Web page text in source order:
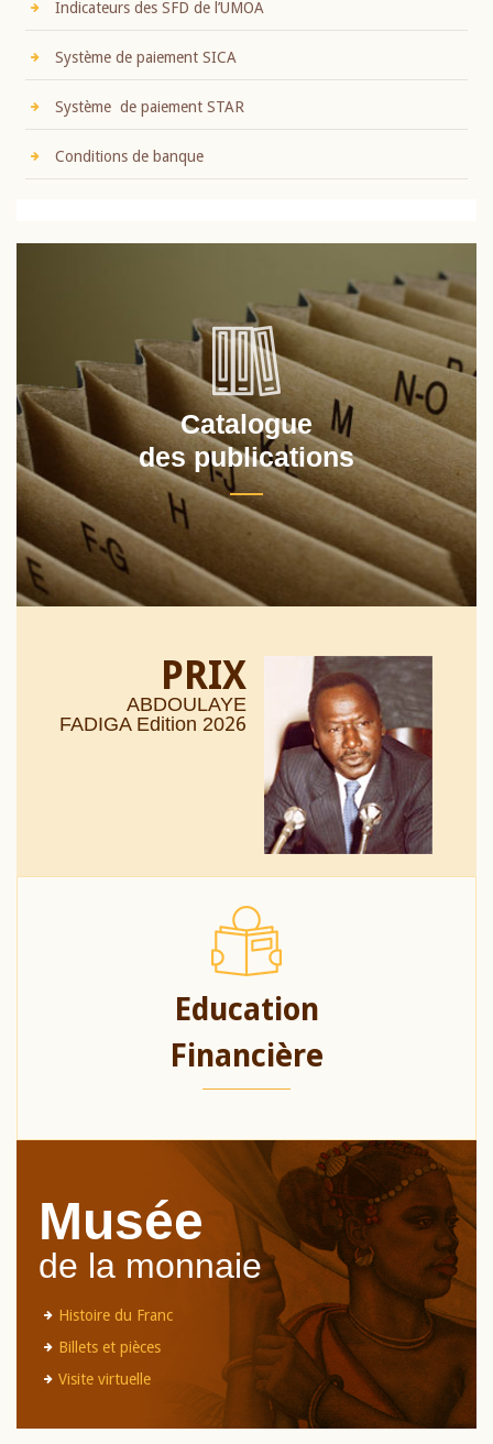
Indicateurs des SFD de l’UMOA
Système de paiement SICA
Système de paiement STAR
Conditions de banque
Catalogue
des publications
PRIX
ABDOULAYE
FADIGA Edition 2026
Education
Financière
Musée
de la monnaie
Histoire du Franc
Billets et pièces
Visite virtuelle